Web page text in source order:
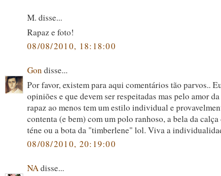
M. disse...
Rapaz e foto!
08/08/2010, 18:18:00
Gondisse...
Por favor, existem para aqui comentários tão parvos..
opiniões e que devem ser respeitadas mas pelo amor
rapaz ao menos tem um estilo individual e
contenta (e bem) com um polo ranhoso, a bela da calça
téne ou a bota da "timberlene" lol. Viva a
08/08/2010, 20:19:00
NAdisse...